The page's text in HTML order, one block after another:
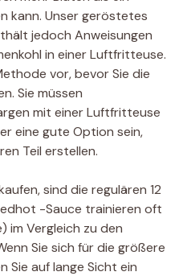
kann. Unser geröstetes
jedoch Anweisungen
in einer Luftfritteuse.
vor, bevor Sie die
Sie müssen
mit einer Luftfritteuse
eine gute Option sein,
Teil erstellen.
sind die regulären 12
-Sauce trainieren oft
im Vergleich zu den
Sie sich für die größere
Sie auf lange Sicht ein